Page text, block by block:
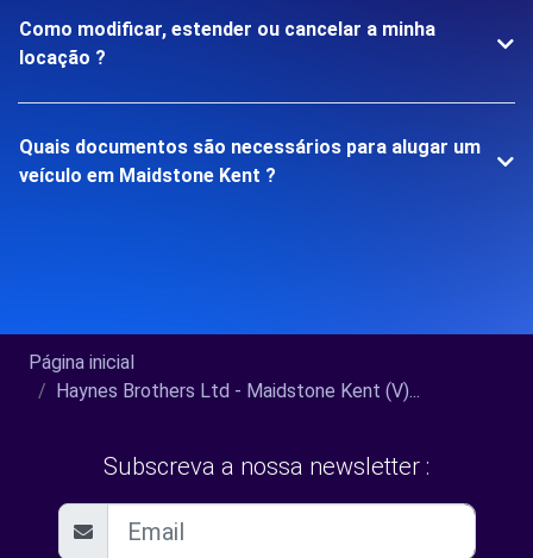
Como modificar, estender ou cancelar a minha
locação ?
Quais documentos são necessários para alugar um
veículo em Maidstone Kent ?
Página inicial
Haynes Brothers Ltd - Maidstone Kent (V)...
Subscreva a nossa newsletter :